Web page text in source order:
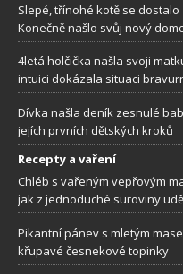
Slepé, třínohé kotě se
Konečně našlo svůj nový
4letá holčička našla svoji
intuici dokázala situaci
Dívka našla deník zesnulé
jejích prvních dětských kroků
Recepty a vaření
Chléb s vařeným vepřovým
jak z jednoduché suroviny
Pikantní pánev s mletým
křupavé česnekové topinky